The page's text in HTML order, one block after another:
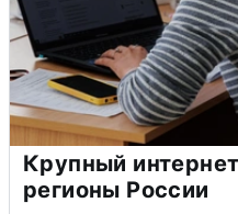
Крупный
регионы России